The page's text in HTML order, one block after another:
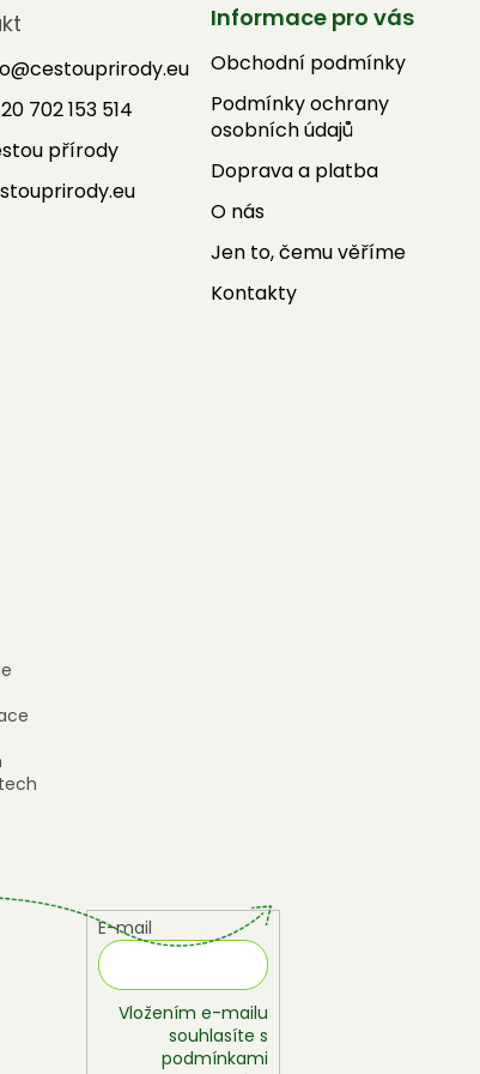
@cestouprirody.eu
702 153 514
přírody
Informace pro vás
Obchodní podmínky
Podmínky ochrany
osobních údajů
Doprava a platba
O nás
Jen to, čemu věříme
Kontakty
E-mail
Vložením e-mailu
souhlasíte s
podmínkami